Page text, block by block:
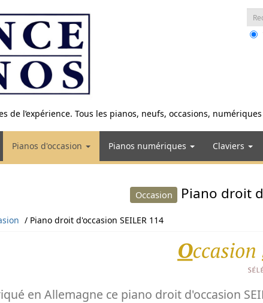
de l’expérience. Tous les pianos, neufs, occasions,
:
Pianos d'occasion Pianos numériques Claviers
Occasion Piano droit
Piano droit d'occasion SEILER 114
en Allemagne ce piano droit d'occasion